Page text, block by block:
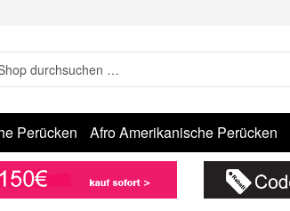
Perücken Afro Amerikanische Perücken